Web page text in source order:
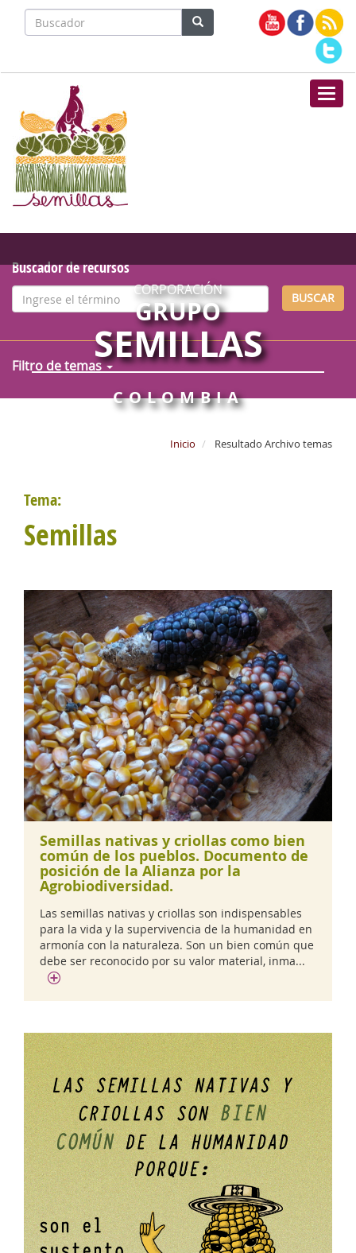
CORPORACIÓN
GRUPO
SEMILLAS
COLOMBIA
Buscador de recursos
BUSCAR
Filtro de temas
Inicio Resultado Archivo temas
Tema:
Semillas
Semillas nativas y criollas como bien
común de los pueblos. Documento de
posición de la Alianza por la
Agrobiodiversidad.
Las semillas nativas y criollas son indispensables
para la vida y la supervivencia de la humanidad en
armonía con la naturaleza. Son un bien común que
debe ser reconocido por su valor material, inma...